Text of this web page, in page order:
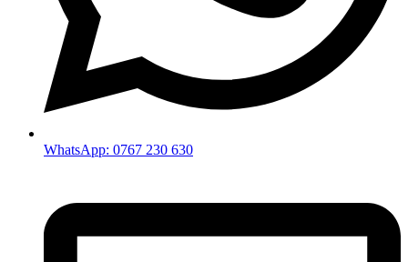
WhatsApp: 0767 230 630